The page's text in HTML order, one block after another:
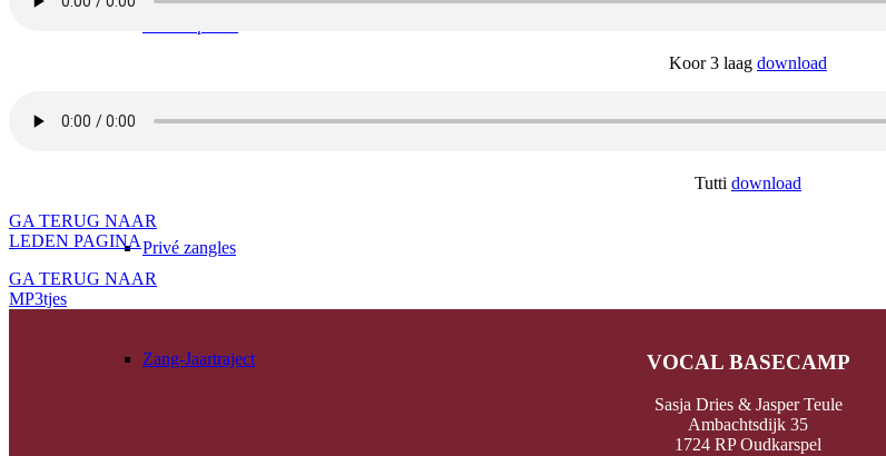
Privé zangles
Zang-Jaartraject
Koor 3 laag download
Tutti download
GA TERUG NAAR
LEDEN PAGINA
GA TERUG NAAR
MP3tjes
VOCAL BASECAMP
Sasja Dries & Jasper Teule
Ambachtsdijk 35
1724 RP Oudkarspel